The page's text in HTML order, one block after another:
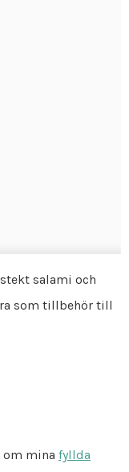
salami och
som tillbehör till
mina fyllda